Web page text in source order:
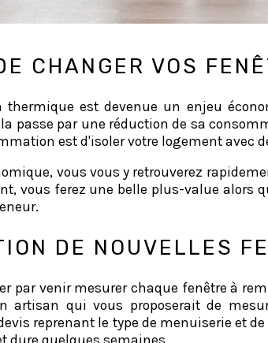
CHANGER VOS
thermique est devenue un enjeu
passe par une réduction de sa
est d'isoler votre logement avec
vous vous y retrouverez
vous ferez une belle plus-value
DE NOUVELLES
par venir mesurer chaque fenêtre à
artisan qui vous proposerait de
reprenant le type de menuiserie et